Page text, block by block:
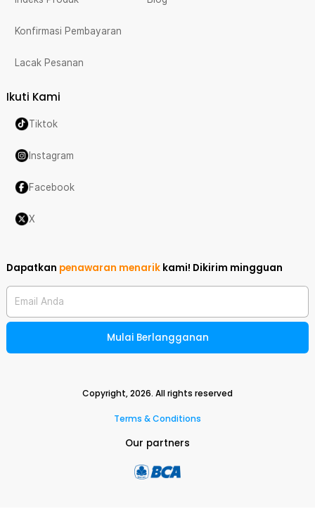
Konfirmasi Pembayaran
Lacak Pesanan
Ikuti Kami
Tiktok
Instagram
Facebook
X
Dapatkan penawaran menarik kami! Dikirim mingguan
Email Anda
Mulai Berlangganan
Copyright,2026. All rights reserved
Terms & Conditions
Our partners